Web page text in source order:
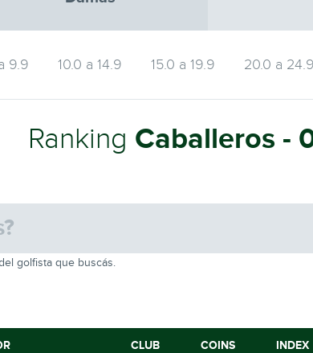
9.9 10.0 a 14.9 15.0 a 19.9 20.0 a 24.9
Ranking Caballeros -
golfista que buscás.
CLUB COINS INDEX